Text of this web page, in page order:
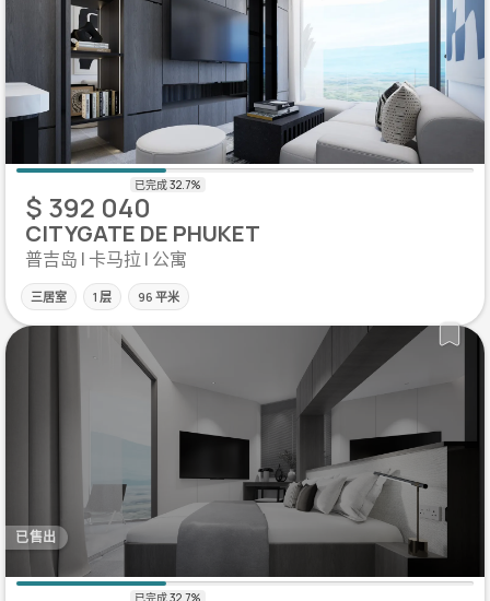
$ 392 040
CITYGATE DE PHUKET
普吉岛 | 卡马拉 | 公寓
三居室 1 层 96 平米
已售出